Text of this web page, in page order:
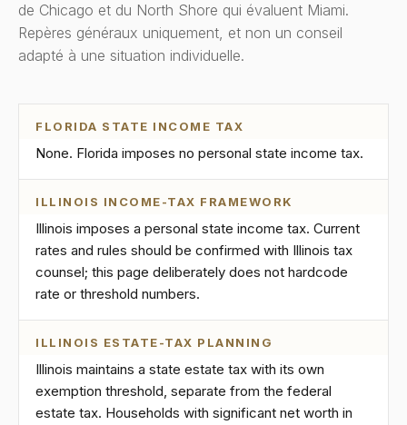
de Chicago et du North Shore qui évaluent Miami.
Repères généraux uniquement, et non un conseil
adapté à une situation individuelle.
FLORIDA STATE INCOME TAX
None. Florida imposes no personal state income tax.
ILLINOIS INCOME-TAX FRAMEWORK
Illinois imposes a personal state income tax. Current
rates and rules should be confirmed with Illinois tax
counsel; this page deliberately does not hardcode
rate or threshold numbers.
ILLINOIS ESTATE-TAX PLANNING
Illinois maintains a state estate tax with its own
exemption threshold, separate from the federal
estate tax. Households with significant net worth in